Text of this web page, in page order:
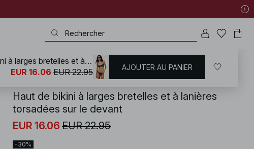
NA-KD / Maillots de bain / Bikinis Hauts de maillots
Haut de bikini à larges bretelles et à lanières
torsadées sur le devant
EUR 16.06 EUR 22.95
-30%
Haut de bikini à larges bretelles et à lanières torsadées sur le devant
EUR 16.06 EUR 22.95 AJOUTER AU PANIER